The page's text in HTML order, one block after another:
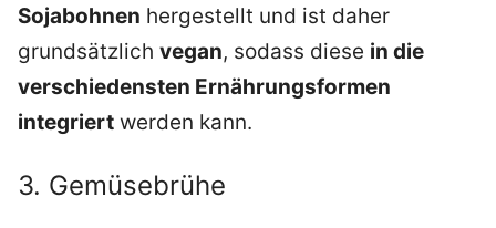
Sojabohnen hergestellt und ist daher
grundsätzlich vegan, sodass diese in die
verschiedensten Ernährungsformen
integriert werden kann.
3. Gemüsebrühe